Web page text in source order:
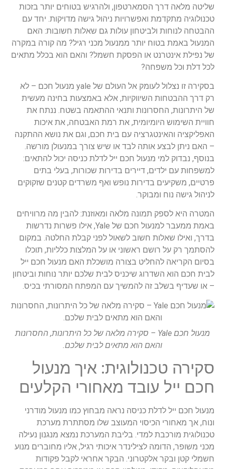
שליטה מלאה דרך הסמארטפון, ולהרגיש בטוחים יותר בזכות
טכנולוגיה מתקדמת ואפשרויות ניהול גישה מדויקות. יחד עם
ההבטחה לנוחות ולביטחון עולות גם שאלות חשובות: האם
המנעול באמת בטוח יותר ממנעול מכני רגיל? מה קורה במקרה
של נפילת אינטרנט או הפסקת חשמל? והאם הוא בכלל מתאים
לכל דלת וכל משפחה?
בסקירה זו נצלול לעומק אל העולם של yale מנעול חכם – לא
רק דרך ההבטחות השיווקיות, אלא באמצעות בחינה מעשית
של היתרונות, החסרונות ותנאי ההתאמה בשטח. ננתח את
חוויית השימוש היומיומית, את רמת האבטחה, את איכות
האפליקציה והאינטגרציה עם בית חכם, וגם את נושא ההתקנה
– האם ניתן לבצע אותה לבד או שיש צורך במנעולן מורשה.
בנוסף, נבדוק למי מנעול חכם ייל לדלת כניסה יכול להתאים:
למשפחות עם ילדים, דיירים בדירות שכורות, בעלי בתים
פרטיים, משקיעים בדירות נופש ואף משרדים קטנים שזקוקים
לניהול גישה נוח ומבוקר.
המטרה היא לספק תמונה מלאה ומאוזנת: להבין מה מרוויחים
באמת ממעבר למנעול חכם של Yale, אילו פשרות נדרשות
בדרך, ואילו שאלות חשוב לשאול לפני קבלת החלטה. במקום
להסתמך רק על רושם ראשוני או על המלצות כלליות, תוכלו
בסיום הקריאה להחליט בצורה מושכלת האם מנעול חכם ייל
לבית חכם הוא השדרוג שיכניס לבית שלכם יותר נוחות וביטחון
– או שעדיף בשלב זה להמשיך עם המפתח המסורתי בכיס.
מנעול חכם Yale – סקירה מלאה של כל היתרונות, החסרונות
והאם הוא מתאים לבית שלכם.
סקירה טכנולוגית: איך מנעול
חכם ייל עובד מאחורי הקלעים
מנעול חכם ייל לדלת כניסה נראה מבחוץ כמו מנעול מודרני
ונוח, אך מאחורי הכיסוי המעוצב שלו מסתתרת מערכת
טכנולוגית מורכבת למדי. בליבת המערכת נמצא מנגנון נעילה
מכני משופר, הדומה לצילינדר איכותי רגיל, אליו מחוברים מנוע
חשמלי קטן ובקר אלקטרוני. הבקר אחראי לקבל פקודות